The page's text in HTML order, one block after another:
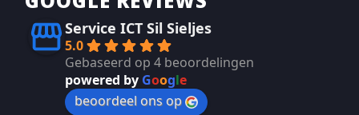
Service ICT Sil Sieljes
5.0
Gebaseerd op 4 beoordelingen
powered by Google
beoordeel ons op